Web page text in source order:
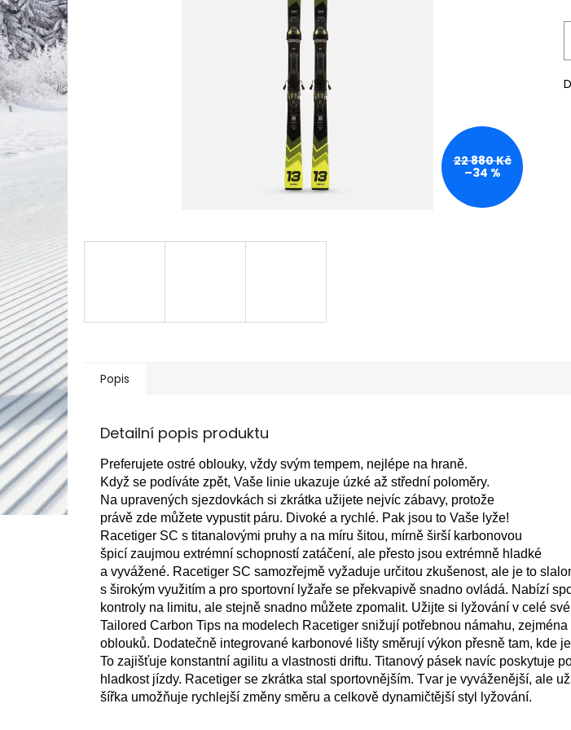
22 880 Kč
–34 %
Popis
Detailní popis produktu
Preferujete ostré oblouky, vždy svým tempem, nejlépe na hraně.
Když se podíváte zpět, Vaše linie ukazuje úzké až střední poloměry.
Na upravených sjezdovkách si zkrátka užijete nejvíc zábavy, protože
právě zde můžete vypustit páru. Divoké a rychlé. Pak jsou to Vaše lyže!
Racetiger SC s titanalovými pruhy a na míru šitou, mírně širší karbonovou
špicí zaujmou extrémní schopností zatáčení, ale přesto jsou extrémně hladké
a vyvážené. Racetiger SC samozřejmě vyžaduje určitou zkušenost, ale je to
s širokým využitím a pro sportovní lyžaře se překvapivě snadno ovládá. Nabízí
kontroly na limitu, ale stejně snadno můžete zpomalit. Užijte si lyžování v celé
Tailored Carbon Tips na modelech Racetiger snižují potřebnou námahu,
oblouků. Dodatečně integrované karbonové lišty směrují výkon přesně tam, kde
To zajišťuje konstantní agilitu a vlastnosti driftu. Titanový pásek navíc poskytuje
hladkost jízdy. Racetiger se zkrátka stal sportovnějším. Tvar je vyváženější, ale
šířka umožňuje rychlejší změny směru a celkově dynamičtější styl lyžování.